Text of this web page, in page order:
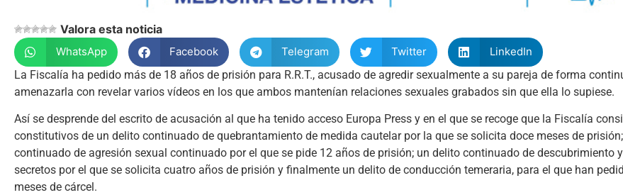
Valora esta noticia
WhatsApp Facebook Telegram Twitter
LinkedIn
La Fiscalía ha pedido más de 18 años de prisión para R.R.T., acusado de agredir sexualmente a su pareja de forma
amenazarla con revelar varios vídeos en los que ambos mantenían relaciones sexuales grabados sin que ella lo supiese.
Así se desprende del escrito de acusación al que ha tenido acceso Europa Press y en el que se recoge que la Fiscalía
constitutivos de un delito continuado de quebrantamiento de medida cautelar por la que se solicita doce meses de
continuado de agresión sexual continuado por el que se pide 12 años de prisión; un delito continuado de descubrimiento
secretos por el que se solicita cuatro años de prisión y finalmente un delito de conducción temeraria, para el que han
meses de cárcel.